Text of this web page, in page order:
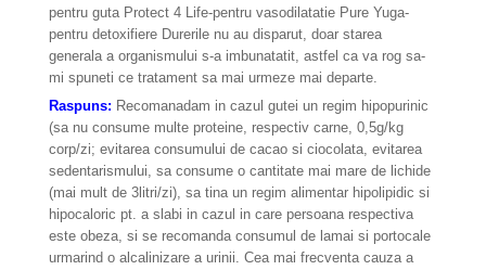
pentru guta Protect 4 Life-pentru vasodilatatie Pure Yuga-
pentru detoxifiere Durerile nu au disparut, doar starea
generala a organismului s-a imbunatatit, astfel ca va rog sa-
mi spuneti ce tratament sa mai urmeze mai departe.
Raspuns: Recomanadam in cazul gutei un regim hipopurinic
(sa nu consume multe proteine, respectiv carne, 0,5g/kg
corp/zi; evitarea consumului de cacao si ciocolata, evitarea
sedentarismului, sa consume o cantitate mai mare de lichide
(mai mult de 3litri/zi), sa tina un regim alimentar hipolipidic si
hipocaloric pt. a slabi in cazul in care persoana respectiva
este obeza, si se recomanda consumul de lamai si portocale
urmarind o alcalinizare a urinii. Cea mai frecventa cauza a